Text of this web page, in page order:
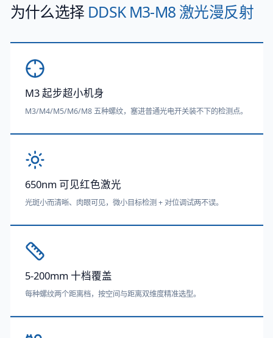
为什么选择 DDSK M3-M8 激光漫反射
M3 起步超小机身
M3/M4/M5/M6/M8 五种螺纹，塞进普通光电开关装不下的检测点。
650nm 可见红色激光
光斑小而清晰、肉眼可见，微小目标检测 + 对位调试两不误。
5-200mm 十档覆盖
每种螺纹两个距离档，按空间与距离双维度精准选型。